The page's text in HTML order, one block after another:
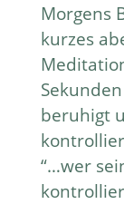
Morgens
kurzes
beruhigt
“…wer